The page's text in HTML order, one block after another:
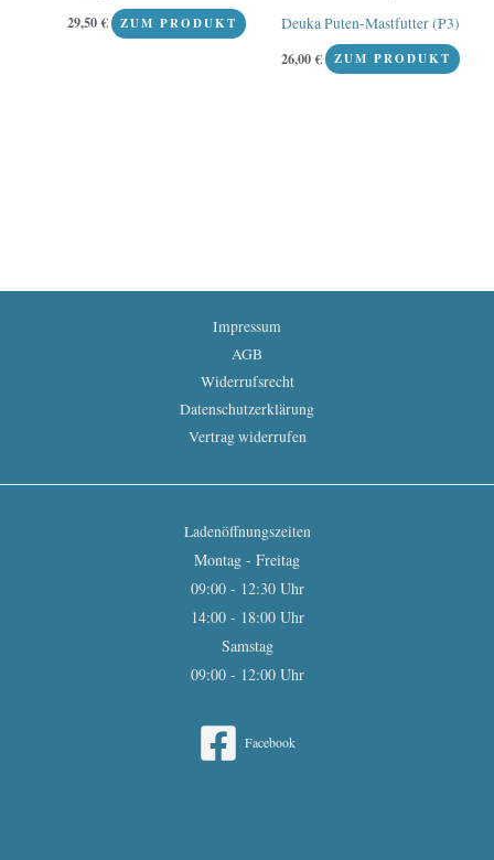
29,50€ ZUM PRODUKT
Deuka Puten-Mastfutter (P3)
26,00€ ZUM PRODUKT
Impressum
AGB
Widerrufsrecht
Datenschutzerklärung
Vertrag widerrufen
Ladenöffnungszeiten
Montag - Freitag
09:00 - 12:30 Uhr
14:00 - 18:00 Uhr
Samstag
09:00 - 12:00 Uhr
Facebook